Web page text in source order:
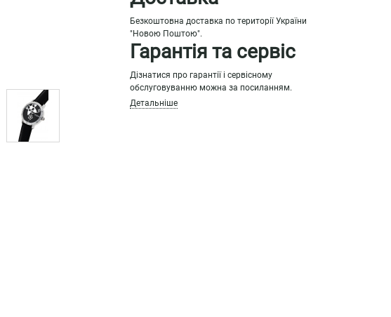
Безкоштовна доставка по території України
"Новою Поштою".
Гарантія та сервіс
Дізнатися про гарантії і сервісному
обслуговуванню можна за посиланням.
Детальніше